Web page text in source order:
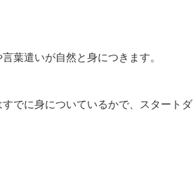
葉遣いが自然と身につきます。
でに身についているかで、スタートダ